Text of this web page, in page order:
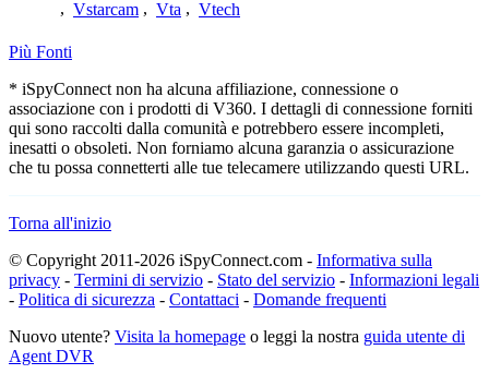
, Vstarcam , Vta , Vtech
Più Fonti
* iSpyConnect non ha alcuna affiliazione, connessione o
associazione con i prodotti di V360. I dettagli di connessione forniti
qui sono raccolti dalla comunità e potrebbero essere incompleti,
inesatti o obsoleti. Non forniamo alcuna garanzia o assicurazione
che tu possa connetterti alle tue telecamere utilizzando questi URL.
Torna all'inizio
© Copyright 2011-2026 iSpyConnect.com - Informativa sulla
privacy - Termini di servizio - Stato del servizio - Informazioni legali
- Politica di sicurezza - Contattaci - Domande frequenti
Nuovo utente? Visita la homepage o leggi la nostra guida utente di
Agent DVR